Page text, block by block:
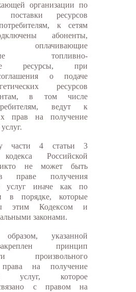
организации по
поставки ресурсов
к сетям
абоненты,
оплачивающие
топливно-
ресурсы, при
о подаче
ресурсов
в том числе
ведут к
прав на получение
части 4 статьи 3
Российской
не может быть
праве получения
услуг иначе как по
в порядке, которые
этим Кодексом и
законами.
указанной
принцип
произвольного
права на получение
услуг, которое
с правом на